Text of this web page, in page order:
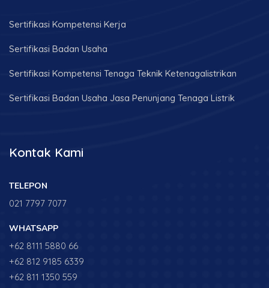
Sertifikasi Kompetensi Kerja
Sertifikasi Badan Usaha
Sertifikasi Kompetensi Tenaga Teknik Ketenagalistrikan
Sertifikasi Badan Usaha Jasa Penunjang Tenaga Listrik
Kontak Kami
TELEPON
021 7797 7077
WHATSAPP
+62 8111 5880 66
+62 812 9185 6339
+62 811 1350 559